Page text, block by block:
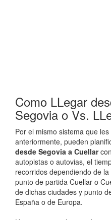
Como LLegar
Segovia o Vs.
Por el mismo sistema que
anteriormente, pueden
desde Segovia a Cuellar
autopistas o autovias, el
recorridos dependiendo de
punto de partida Cuellar o
de dichas ciudades y punto
España o de Europa.